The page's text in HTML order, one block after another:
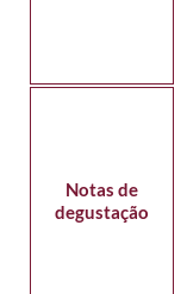
Notas de
degustação